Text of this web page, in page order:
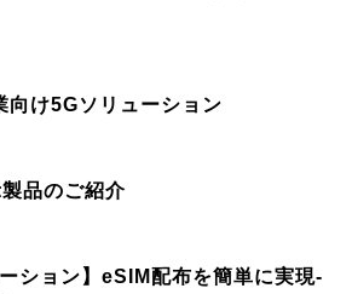
向け5Gソリューション
品のご紹介
ション】eSIM配布を簡単に実現-